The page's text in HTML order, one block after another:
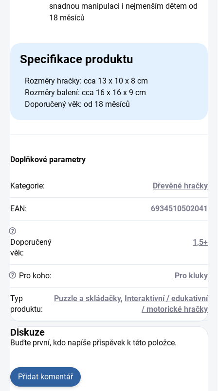
snadnou manipulaci i nejmenším dětem od
18 měsíců
Specifikace produktu
Rozměry hračky: cca 13 x 10 x 8 cm
Rozměry balení: cca 16 x 16 x 9 cm
Doporučený věk: od 18 měsíců
Doplňkové parametry
Kategorie: Dřevěné hračky
EAN: 6934510502041
?
Doporučený
věk:
1,5+
? Pro koho: Pro kluky
Typ
produktu:
Puzzle a skládačky, Interaktivní / edukativní
/ motorické hračky
Diskuze
Buďte první, kdo napíše příspěvek k této položce.
Přidat komentář